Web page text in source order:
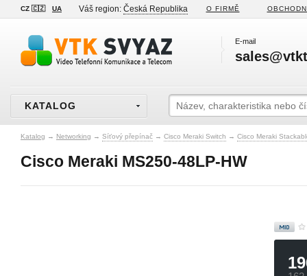
CZ 🇨🇿 UA Váš region: Česká Republika O FIRMĚ
E-mail
KATALOG
Katalog → Networking → Síťový přepínač → Cisco Meraki Switch → Cisco Meraki
Cisco Meraki MS250-48LP-HW